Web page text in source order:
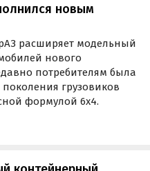
новым
расширяет модельный
нового
потребителям была
грузовиков
формулой 6х4.